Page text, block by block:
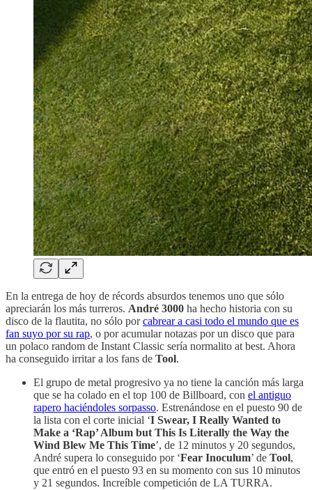
En la entrega de hoy de récords absurdos tenemos uno que sólo
apreciarán los más turreros. André 3000 ha hecho historia con su
disco de la flautita, no sólo porcabrear a casi todo el mundo que es
fan suyo por su rap, o por acumular notazas por un disco que para
un polaco random de Instant Classic sería normalito at best. Ahora
ha conseguido irritar a los fans de Tool.
El grupo de metal progresivo ya no tiene la canción más larga
que se ha colado en el top 100 de Billboard, con el antiguo
rapero haciéndoles sorpasso. Estrenándose en el puesto 90 de
la lista con el corte inicial ‘I Swear, I Really Wanted to
Make a ‘Rap’ Album but This Is Literally the Way the
Wind Blew Me This Time’, de 12 minutos y 20 segundos,
André supera lo conseguido por ‘Fear Inoculum’ de Tool,
que entró en el puesto 93 en su momento con sus 10 minutos
y 21 segundos. Increíble competición de LA TURRA.